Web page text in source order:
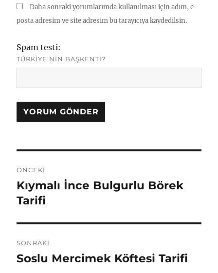
Daha sonraki yorumlarımda kullanılması için adım, e-
posta adresim ve site adresim bu tarayıcıya kaydedilsin.
Spam testi:
TÜRKIYE'NIN BAŞKENTI?
gezinmesi
ÖNCEKI
Önceki
yazı:
Kıymalı İnce Bulgurlu Börek
Tarifi
SONRAKI
Sonraki
Soslu Mercimek Köftesi Tarifi